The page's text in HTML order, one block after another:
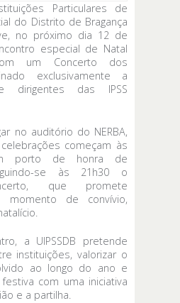
Particulares de
do Distrito de Bragança
no próximo dia 12 de
especial de Natal
um Concerto dos
exclusivamente a
dirigentes das IPSS
no auditório do NERBA,
começam às
porto de honra de
se às 21h30 o
que promete
momento de convívio,
a UIPSSDB pretende
instituições, valorizar o
ao longo do ano e
com uma iniciativa
e a partilha.